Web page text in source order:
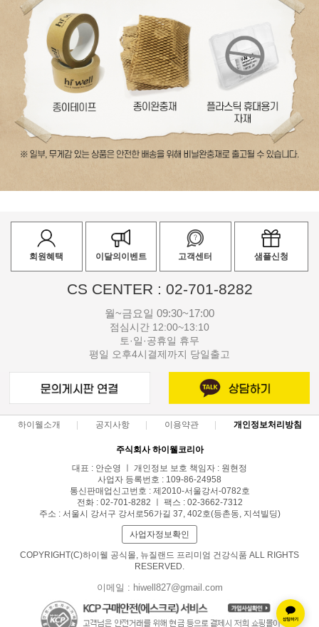
회원혜택 이달의이벤트 고객센터 샘플신청
CS CENTER : 02-701-8282
월~금요일 09:30~17:00
점심시간 12:00~13:10
토·일·공휴일 휴무
평일 오후4시결제까지 당일출고
하이웰소개 공지사항 이용약관 개인정보처리방침
주식회사 하이웰코리아
대표 : 안순영 ㅣ 개인정보 보호 책임자 : 원현정
사업자 등록번호 : 109-86-24958
통신판매업신고번호 : 제2010-서울강서-0782호
전화 : 02-701-8282 ㅣ 팩스 : 02-3662-7312
주소 : 서울시 강서구 강서로56가길 37, 402호(등촌동, 지석빌딩)
사업자정보확인
COPYRIGHT(C)하이웰 공식몰, 뉴질랜드 프리미엄 건강식품 ALL RIGHTS
RESERVED.
이메일 : hiwell827@gmail.com